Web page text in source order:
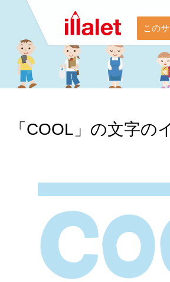
この
「COOL」の文字の